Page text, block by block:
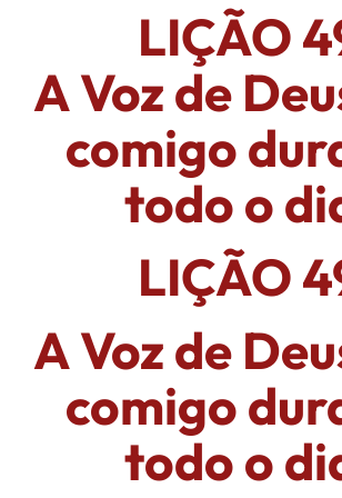
LIÇÃO
A Voz de
comigo
todo o
LIÇÃO
A Voz de
comigo
todo o